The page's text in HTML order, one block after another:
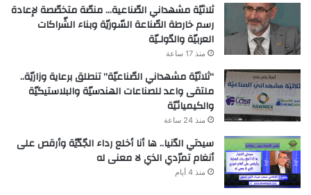
ثلاثيّة مشهداني الصّناعية… منصّة متخصّصة لإعادة
رسم خارطة الصّناعة السّوريّة وبناء الشّراكات
العربيّة والدّولـيّة
منذ 17 ساعة
“ثلاثيّة مشهداني الصّناعيّة” تنطلق برعاية وزاريّة..
ملتقى واعد للصناعات الهندسيّة والبلاستيكيّة
والكيميائيّة
منذ 24 ساعة
سيدتي الدّنيا.. ها أنا أخلع رداء الجّدّيّة وأرقص على
أنغام تمرّدي الذي لا معنى له
منذ 4 أيام